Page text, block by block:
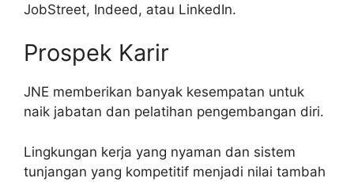
JobStreet, Indeed, atau LinkedIn.
Prospek Karir
JNE memberikan banyak kesempatan untuk
naik jabatan dan pelatihan pengembangan diri.
Lingkungan kerja yang nyaman dan sistem
tunjangan yang kompetitif menjadi nilai tambah